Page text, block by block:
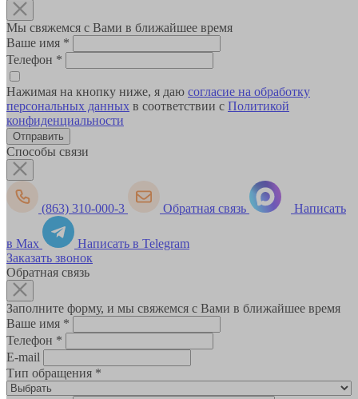
Мы свяжемся с Вами в ближайшее время
Ваше имя *
Телефон *
Нажимая на кнопку ниже, я даю согласие на обработку
персональных данных в соответствии с Политикой
конфиденциальности
Способы связи
(863) 310-000-3 Обратная связь Написать
в Max
Написать в Telegram
Заказать звонок
Обратная связь
Заполните форму, и мы свяжемся с Вами в ближайшее время
Ваше имя *
Телефон *
E-mail
Тип обращения *